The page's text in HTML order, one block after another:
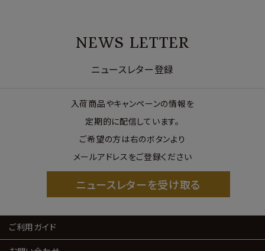
NEWS LETTER
ニュースレター登録
入荷商品やキャンペーンの情報を
定期的に配信しています。
ご希望の方は右のボタンより
メールアドレスをご登録ください
ニュースレターを受け取る
ご利用ガイド